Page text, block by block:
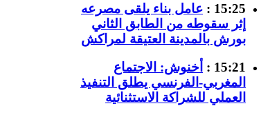
15:25 :
عامل بناء يلقى مصرعه
إثر سقوطه من الطابق الثاني
بورش بالمدينة العتيقة لمراكش
15:21 :
أخنوش: الاجتماع
المغربي-الفرنسي يطلق التنفيذ
العملي للشراكة الاستثنائية